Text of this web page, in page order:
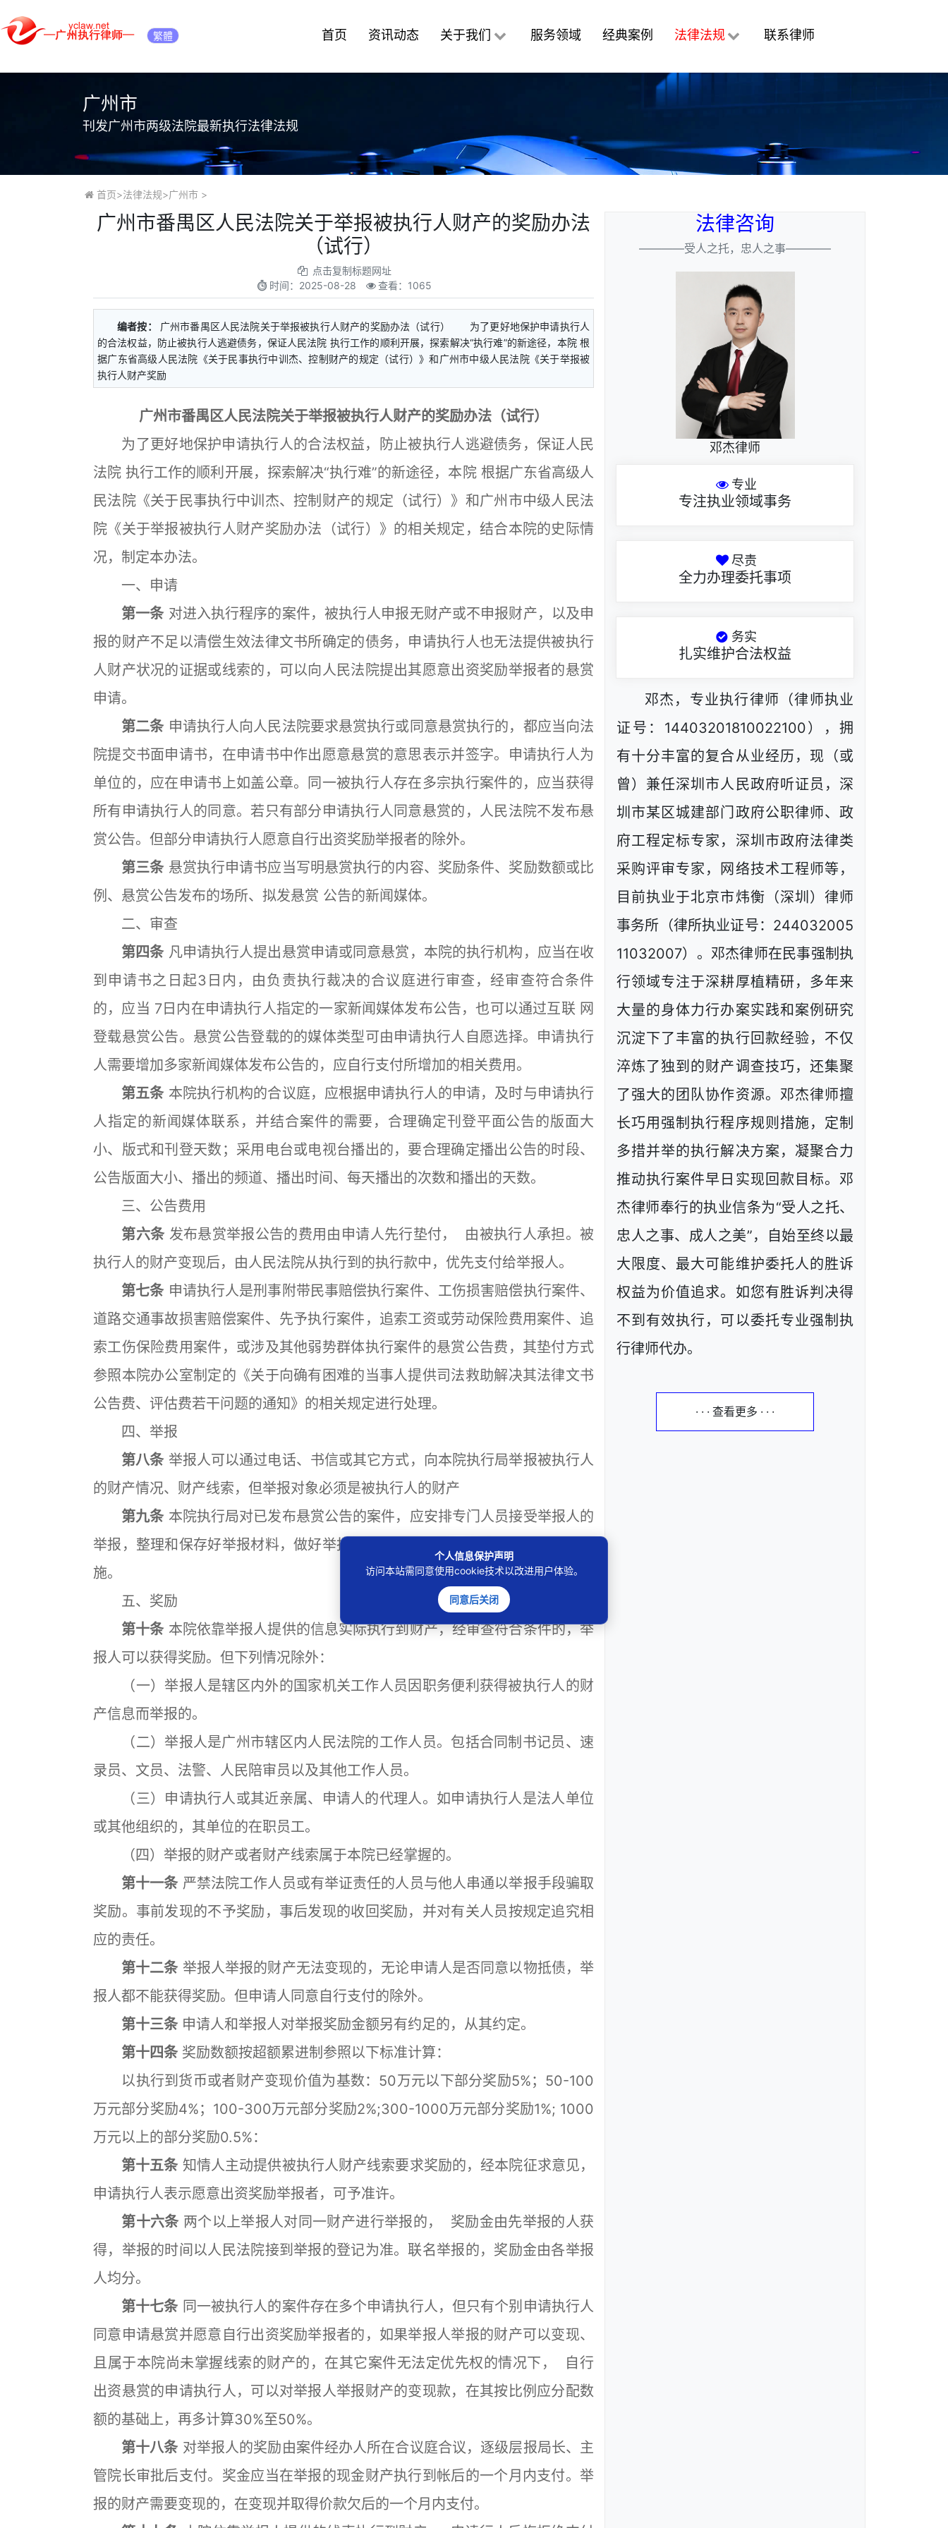
繁體 首页 资讯动态 关于我们 服务领域 经典案例 法律法规 联系律师
广州市
刊发广州市两级法院最新执行法律法规
首页>法律法规>广州市>
广州市番禺区人民法院关于举报被执行人财产的奖励办法
（试行）
点击复制标题网址
时间： 2025-08-28 查看：1065
编者按：
广州市番禺区人民法院关于举报被执行人财产的奖励办法（试行） 为了更好地保护申请执行人
的合法权益，防止被执行人逃避债务，保证人民法院 执行工作的顺利开展，探索解决“执行难”的新途径，本院 根
据广东省高级人民法院《关于民事执行中训杰、控制财产的规定（试行）》和广州市中级人民法院《关于举报被
执行人财产奖励
广州市番禺区人民法院关于举报被执行人财产的奖励办法（试行）
为了更好地保护申请执行人的合法权益，防止被执行人逃避债务，保证人民
法院 执行工作的顺利开展，探索解决“执行难”的新途径，本院 根据广东省高级人
民法院《关于民事执行中训杰、控制财产的规定（试行）》和广州市中级人民法
院《关于举报被执行人财产奖励办法（试行）》的相关规定，结合本院的史际情
况，制定本办法。
一、申请
第一条 对进入执行程序的案件，被执行人申报无财产或不申报财产，以及申
报的财产不足以清偿生效法律文书所确定的债务，申请执行人也无法提供被执行
人财产状况的证据或线索的，可以向人民法院提出其愿意出资奖励举报者的悬赏
申请。
第二条 申请执行人向人民法院要求悬赏执行或同意悬赏执行的，都应当向法
院提交书面申请书，在申请书中作出愿意悬赏的意思表示并签字。申请执行人为
单位的，应在申请书上如盖公章。同一被执行人存在多宗执行案件的，应当获得
所有申请执行人的同意。若只有部分申请执行人同意悬赏的，人民法院不发布悬
赏公告。但部分申请执行人愿意自行出资奖励举报者的除外。
第三条 悬赏执行申请书应当写明悬赏执行的内容、奖励条件、奖励数额或比
例、悬赏公告发布的场所、拟发悬赏 公告的新闻媒体。
二、审查
第四条 凡申请执行人提出悬赏申请或同意悬赏，本院的执行机构，应当在收
到申请书之日起3日内，由负责执行裁决的合议庭进行审查，经审查符合条件
的，应当 7日内在申请执行人指定的一家新闻媒体发布公告，也可以通过互联 网
登载悬赏公告。悬赏公告登载的的媒体类型可由申请执行人自愿选择。申请执行
人需要增加多家新闻媒体发布公告的，应自行支付所增加的相关费用。
第五条 本院执行机构的合议庭，应根据申请执行人的申请，及时与申请执行
人指定的新闻媒体联系，并结合案件的需要，合理确定刊登平面公告的版面大
小、版式和刊登天数；采用电台或电视台播出的，要合理确定播出公告的时段、
公告版面大小、播出的频道、播出时间、每天播出的次数和播出的天数。
三、公告费用
第六条 发布悬赏举报公告的费用由申请人先行垫付， 由被执行人承担。被
执行人的财产变现后，由人民法院从执行到的执行款中，优先支付给举报人。
第七条 申请执行人是刑事附带民事赔偿执行案件、工伤损害赔偿执行案件、
道路交通事故损害赔偿案件、先予执行案件，追索工资或劳动保险费用案件、追
索工伤保险费用案件，或涉及其他弱势群体执行案件的悬赏公告费，其垫付方式
参照本院办公室制定的《关于向确有困难的当事人提供司法救助解决其法律文书
公告费、评估费若干问题的通知》的相关规定进行处理。
四、举报
第八条 举报人可以通过电话、书信或其它方式，向本院执行局举报被执行人
的财产情况、财产线索，但举报对象必须是被执行人的财产
第九条 本院执行局对已发布悬赏公告的案件，应安排专门人员接受举报人的
举报，整理和保存好举报材料，做好举报记录和保密工作，以便尽快采取强制措
施。
五、奖励
第十条 本院依靠举报人提供的信息实际执行到财产，经审查符合条件的，举
报人可以获得奖励。但下列情况除外：
（一）举报人是辖区内外的国家机关工作人员因职务便利获得被执行人的财
产信息而举报的。
（二）举报人是广州市辖区内人民法院的工作人员。包括合同制书记员、速
录员、文员、法警、人民陪审员以及其他工作人员。
（三）申请执行人或其近亲属、申请人的代理人。如申请执行人是法人单位
或其他组织的，其单位的在职员工。
（四）举报的财产或者财产线索属于本院已经掌握的。
第十一条 严禁法院工作人员或有举证责任的人员与他人串通以举报手段骗取
奖励。事前发现的不予奖励，事后发现的收回奖励，并对有关人员按规定追究相
应的责任。
第十二条 举报人举报的财产无法变现的，无论申请人是否同意以物抵债，举
报人都不能获得奖励。但申请人同意自行支付的除外。
第十三条 申请人和举报人对举报奖励金额另有约足的，从其约定。
第十四条 奖励数额按超额累进制参照以下标准计算：
以执行到货币或者财产变现价值为基数：50万元以下部分奖励5%；50-100
万元部分奖励4%；100-300万元部分奖励2%;300-1000万元部分奖励1%; 1000
万元以上的部分奖励0.5%：
第十五条 知情人主动提供被执行人财产线索要求奖励的，经本院征求意见，
申请执行人表示愿意出资奖励举报者，可予准许。
第十六条 两个以上举报人对同一财产进行举报的， 奖励金由先举报的人获
得，举报的时间以人民法院接到举报的登记为准。联名举报的，奖励金由各举报
人均分。
第十七条 同一被执行人的案件存在多个申请执行人，但只有个别申请执行人
同意申请悬赏并愿意自行出资奖励举报者的，如果举报人举报的财产可以变现、
且属于本院尚未掌握线索的财产的，在其它案件无法定优先权的情况下， 自行
出资悬赏的申请执行人，可以对举报人举报财产的变现款，在其按比例应分配数
额的基础上，再多计算30%至50%。
第十八条 对举报人的奖励由案件经办人所在合议庭合议，逐级层报局长、主
管院长审批后支付。奖金应当在举报的现金财产执行到帐后的一个月内支付。举
报的财产需要变现的，在变现并取得价款欠后的一个月内支付。
法律咨询
————受人之托，忠人之事————
邓杰律师
专业
专注执业领域事务
尽责
全力办理委托事项
务实
扎实维护合法权益
邓杰，专业执行律师（律师执业
证号：14403201810022100），拥
有十分丰富的复合从业经历，现（或
曾）兼任深圳市人民政府听证员，深
圳市某区城建部门政府公职律师、政
府工程定标专家，深圳市政府法律类
采购评审专家，网络技术工程师等，
目前执业于北京市炜衡（深圳）律师
事务所（律所执业证号：244032005
11032007）。邓杰律师在民事强制执
行领域专注于深耕厚植精研，多年来
大量的身体力行办案实践和案例研究
沉淀下了丰富的执行回款经验，不仅
淬炼了独到的财产调查技巧，还集聚
了强大的团队协作资源。邓杰律师擅
长巧用强制执行程序规则措施，定制
多措并举的执行解决方案，凝聚合力
推动执行案件早日实现回款目标。邓
杰律师奉行的执业信条为“受人之托、
忠人之事、成人之美”，自始至终以最
大限度、最大可能维护委托人的胜诉
权益为价值追求。如您有胜诉判决得
不到有效执行，可以委托专业强制执
行律师代办。
· · · 查看更多 · · ·
个人信息保护声明
访问本站需同意使用cookie技术以改进用户体验。
同意后关闭